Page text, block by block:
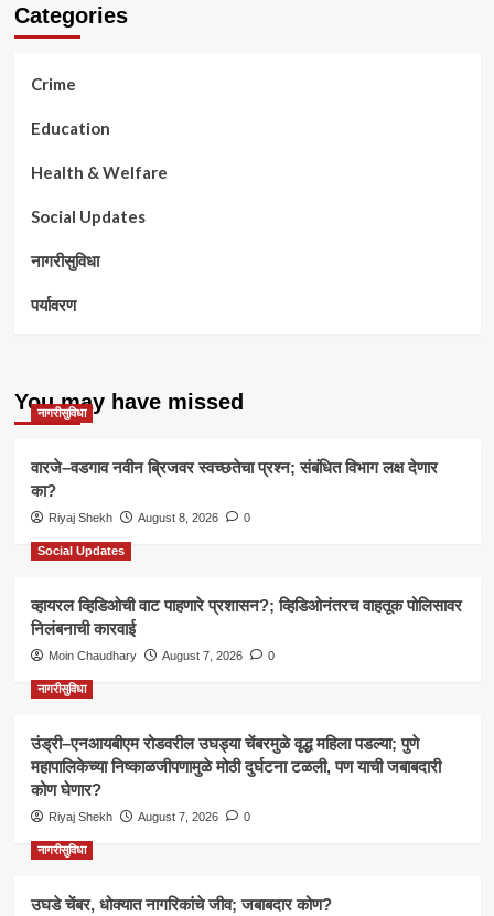
Categories
Crime
Education
Health & Welfare
Social Updates
नागरीसुविधा
पर्यावरण
You may have missed
नागरीसुविधा
वारजे–वडगाव नवीन ब्रिजवर स्वच्छतेचा प्रश्न; संबंधित विभाग लक्ष देणार
का?
Riyaj Shekh August 8, 2026 0
Social Updates
व्हायरल व्हिडिओची वाट पाहणारे प्रशासन?; व्हिडिओनंतरच वाहतूक पोलिसावर
निलंबनाची कारवाई
Moin Chaudhary August 7, 2026 0
नागरीसुविधा
उंड्री–एनआयबीएम रोडवरील उघड्या चेंबरमुळे वृद्ध महिला पडल्या; पुणे
महापालिकेच्या निष्काळजीपणामुळे मोठी दुर्घटना टळली, पण याची जबाबदारी
कोण घेणार?
Riyaj Shekh August 7, 2026 0
नागरीसुविधा
उघडे चेंबर, धोक्यात नागरिकांचे जीव; जबाबदार कोण?